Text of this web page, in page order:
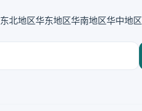
东北地区华东地区华南地区华中地区